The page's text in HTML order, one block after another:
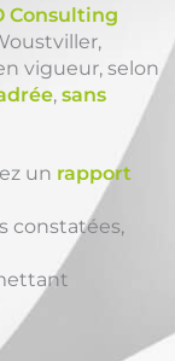
Consulting
vigueur, selon
, sans
un rapport
constatées,